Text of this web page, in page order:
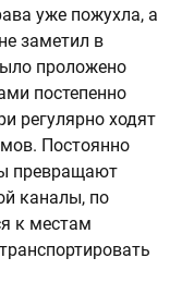
уже пожухла, а
заметил в
проложено
постепенно
регулярно ходят
Постоянно
превращают
каналы, по
к местам